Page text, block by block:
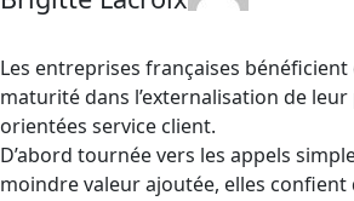
Marques
pour
relation
Les entreprises françaises bénéficient
maturité dans l’externalisation de
orientées service client.
D’abord tournée vers les appels
moindre valeur ajoutée, elles confient